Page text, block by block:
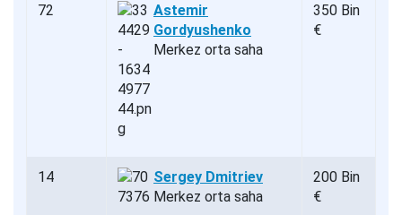
72
Astemir
Gordyushenko
Merkez orta saha
350 Bin
€
14
Sergey Dmitriev
Merkez orta saha
200 Bin
€